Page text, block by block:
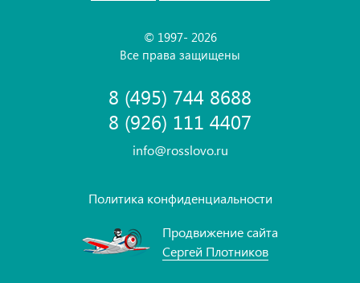
© 1997- 2026
Все права защищены
8 (495) 744 8688
8 (926) 111 4407
info@rosslovo.ru
Политика конфиденциальности
Продвижение сайта
Сергей Плотников